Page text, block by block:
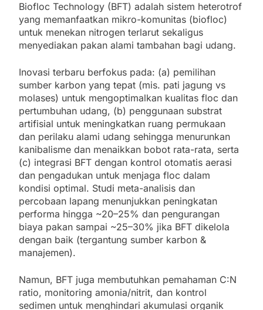
Biofloc Technology (BFT) adalah sistem heterotrof
yang memanfaatkan mikro-komunitas (biofloc)
untuk menekan nitrogen terlarut sekaligus
menyediakan pakan alami tambahan bagi udang.
Inovasi terbaru berfokus pada: (a) pemilihan
sumber karbon yang tepat (mis. pati jagung vs
molases) untuk mengoptimalkan kualitas floc dan
pertumbuhan udang, (b) penggunaan substrat
artifisial untuk meningkatkan ruang permukaan
dan perilaku alami udang sehingga menurunkan
kanibalisme dan menaikkan bobot rata-rata, serta
(c) integrasi BFT dengan kontrol otomatis aerasi
dan pengadukan untuk menjaga floc dalam
kondisi optimal. Studi meta-analisis dan
percobaan lapang menunjukkan peningkatan
performa hingga ~20–25% dan pengurangan
biaya pakan sampai ~25–30% jika BFT dikelola
dengan baik (tergantung sumber karbon &
manajemen).
Namun, BFT juga membutuhkan pemahaman C:N
ratio, monitoring amonia/nitrit, dan kontrol
sedimen untuk menghindari akumulasi organik